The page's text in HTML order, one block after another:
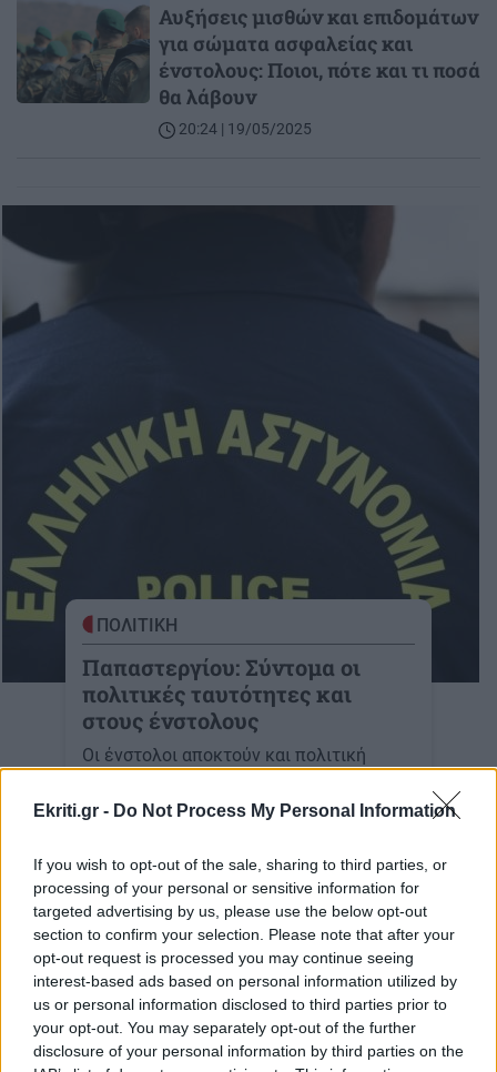
Ekriti.gr - Do Not Process My Personal Information
If you wish to opt-out of the sale, sharing to third parties, or
processing of your personal or sensitive information for
targeted advertising by us, please use the below opt-out
section to confirm your selection. Please note that after your
opt-out request is processed you may continue seeing
interest-based ads based on personal information utilized by
us or personal information disclosed to third parties prior to
your opt-out. You may separately opt-out of the further
disclosure of your personal information by third parties on the
Αυξήσεις μισθών και επιδομάτων
για σώματα ασφαλείας και
ένστολους: Ποιοι, πότε και τι ποσά
θα λάβουν
20:24 | 19/05/2025
ΠΟΛΙΤΙΚΗ
Παπαστεργίου: Σύντομα οι
πολιτικές ταυτότητες και
στους ένστολους
Οι ένστολοι αποκτούν και πολιτική
ΠΟΛΙΤΙΚΗ
Boυλή: Ερώτηση 5
ανεξάρτητων βουλευτών για
το μισθολόγιο των ένστολων
13:44 | 01/04/2025